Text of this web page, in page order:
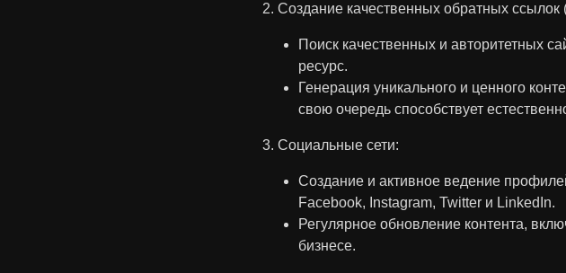
2. Создание качественных обратных ссылок
Поиск качественных и авторитетных
ресурс.
Генерация уникального и ценного
свою очередь способствует
3. Социальные сети:
Создание и активное ведение
Facebook, Instagram, Twitter и LinkedIn.
Регулярное обновление контента,
бизнесе.